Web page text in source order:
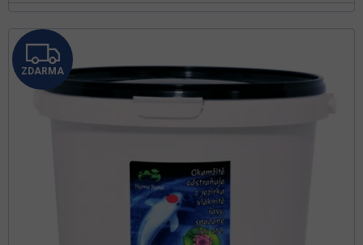
Z
D
ZDARMA